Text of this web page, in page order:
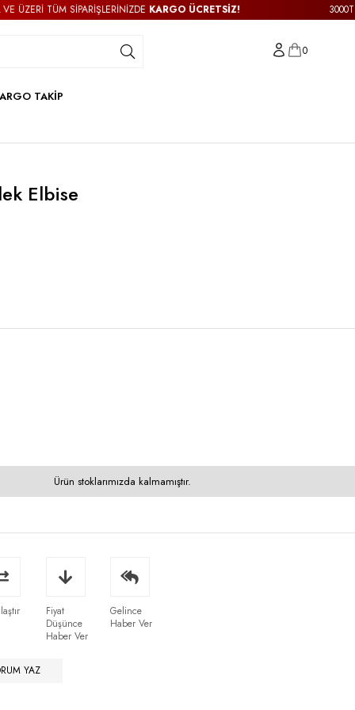
TÜM SİPARİŞLERİNİZDEKARGO ÜCRETSİZ! 3000TL
0
TAKİP
Elbise
Ürün stoklarımızda kalmamıştır.
Fiyat
Düşünce
Haber Ver
Gelince
Haber Ver
YAZ